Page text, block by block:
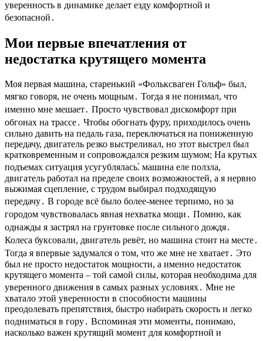
уверенность в динамике делает езду комфортной и
безопасной․
Мои первые впечатления от
недостатка крутящего момента
Моя первая машина, старенький «Фольксваген Гольф» был,
мягко говоря, не очень мощным․ Тогда я не понимал, что
именно мне мешает․ Просто чувствовал дискомфорт при
обгонах на трассе․ Чтобы обогнать фуру, приходилось очень
сильно давить на педаль газа, переключаться на пониженную
передачу, двигатель резко выстреливал, но этот выстрел был
кратковременным и сопровождался резким шумом; На крутых
подъемах ситуация усугублялась⁚ машина еле ползла,
двигатель работал на пределе своих возможностей, а я нервно
выжимая сцепление, с трудом выбирал подходящую
передачу․ В городе всё было более-менее терпимо, но за
городом чувствовалась явная нехватка мощи․ Помню, как
однажды я застрял на грунтовке после сильного дождя․
Колеса буксовали, двигатель ревёт, но машина стоит на месте․
Тогда я впервые задумался о том, что же мне не хватает․ Это
был не просто недостаток мощности, а именно недостаток
крутящего момента – той самой силы, которая необходима для
уверенного движения в самых разных условиях․ Мне не
хватало этой уверенности в способности машины
преодолевать препятствия, быстро набирать скорость и легко
подниматься в гору․ Вспоминая эти моменты, понимаю,
насколько важен крутящий момент для комфортной и